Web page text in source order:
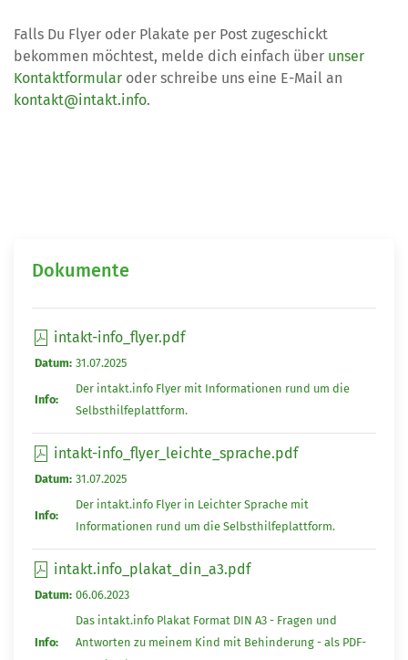
Falls Du Flyer oder Plakate per Post zugeschickt
bekommen möchtest, melde dich einfach über unser
Kontaktformular oder schreibe uns eine E-Mail an
kontakt@intakt.info.
Dokumente
intakt-info_flyer.pdf
Datum: 31.07.2025
Info:
Der intakt.info Flyer mit Informationen rund um die
Selbsthilfeplattform.
intakt-info_flyer_leichte_sprache.pdf
Datum: 31.07.2025
Info:
Der intakt.info Flyer in Leichter Sprache mit
Informationen rund um die Selbsthilfeplattform.
intakt.info_plakat_din_a3.pdf
Datum: 06.06.2023
Info:
Das intakt.info Plakat Format DIN A3 - Fragen und
Antworten zu meinem Kind mit Behinderung - als PDF-